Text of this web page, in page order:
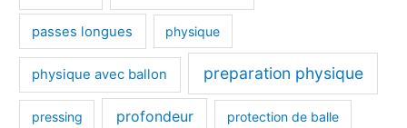
passes longues physique
physique avec ballon preparation physique
pressing profondeur protection de balle